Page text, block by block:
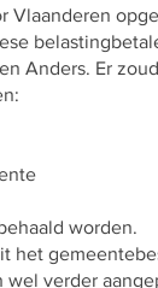
Anders. Er
worden.
het
verder